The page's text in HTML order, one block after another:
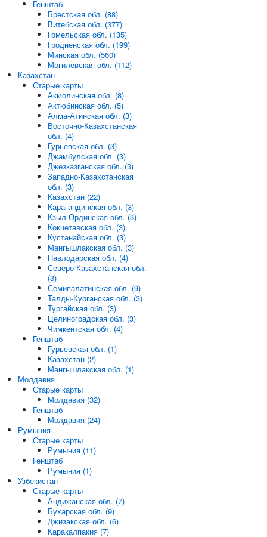
Генштаб
Брестская обл. (88)
Витебская обл. (377)
Гомельская обл. (135)
Гродненская обл. (199)
Минская обл. (560)
Могилевская обл. (112)
Казахстан
Старые карты
Акмолинская обл. (8)
Актюбинская обл. (5)
Алма-Атинская обл. (3)
Восточно-Казахстанская
обл. (4)
Гурьевская обл. (3)
Джамбулская обл. (3)
Джезказганская обл. (3)
Западно-Казахстанская
обл. (3)
Казахстан (22)
Карагандинская обл. (3)
Кзыл-Ординская обл. (3)
Кокчетавская обл. (3)
Кустанайская обл. (3)
Мангышлакская обл. (3)
Павлодарская обл. (4)
Северо-Казахстанская обл.
(3)
Семипалатинская обл. (9)
Талды-Курганская обл. (3)
Тургайская обл. (3)
Целиноградская обл. (3)
Чимкентская обл. (4)
Генштаб
Гурьевская обл. (1)
Казахстан (2)
Мангышлакская обл. (1)
Молдавия
Старые карты
Молдавия (32)
Генштаб
Молдавия (24)
Румыния
Старые карты
Румыния (11)
Генштаб
Румыния (1)
Узбекистан
Старые карты
Андижанская обл. (7)
Бухарская обл. (9)
Джизакская обл. (6)
Каракалпакия (7)